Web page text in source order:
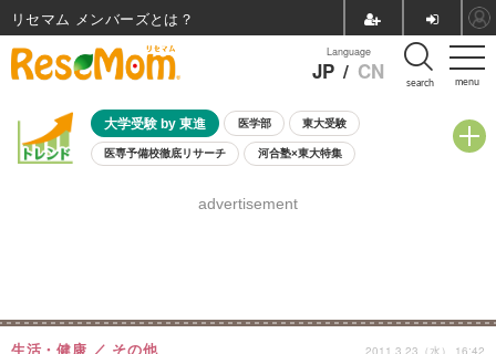
menu
Language
JP / CN search
大学受験 by 東進 医学部 東大受験
医専予備校徹底リサーチ 河合塾×東大特集
8月開催学校説明会・相談会
advertisement
生活・健康 その他 2011.3.23（水） 16:42
リセマム メンバーズ